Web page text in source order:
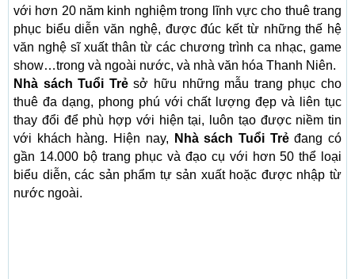
với hơn 20 năm kinh nghiệm trong lĩnh vực cho thuê trang
phục biểu diễn văn nghệ, được đúc kết từ những thế hệ
văn nghệ sĩ xuất thân từ các chương trình ca nhạc, game
show…trong và ngoài nước, và nhà văn hóa Thanh Niên.
Nhà sách Tuổi Trẻsở hữu những mẫu trang phục cho
thuê đa dạng, phong phú với chất lượng đẹp và liên tục
thay đổi để phù hợp với hiện tại, luôn tạo được niềm tin
với khách hàng. Hiện nay,
Nhà sách Tuổi Trẻđang có
gần 14.000 bộ trang phục và đạo cụ với hơn 50 thể loại
biểu diễn, các sản phẩm tự sản xuất hoặc được nhập từ
nước ngoài.